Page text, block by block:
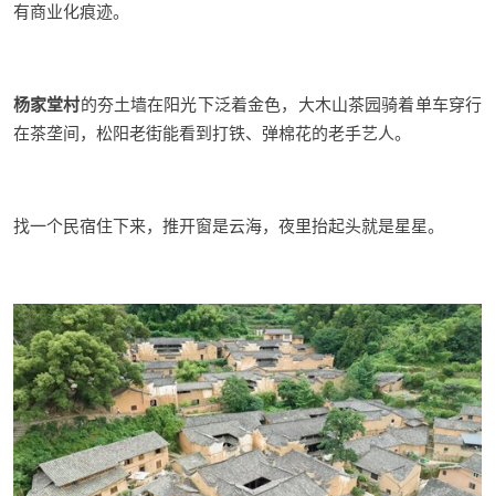
有商业化痕迹。
杨家堂村的夯土墙在阳光下泛着金色，大木山茶园骑着单车穿行
在茶垄间，松阳老街能看到打铁、弹棉花的老手艺人。
找一个民宿住下来，推开窗是云海，夜里抬起头就是星星。